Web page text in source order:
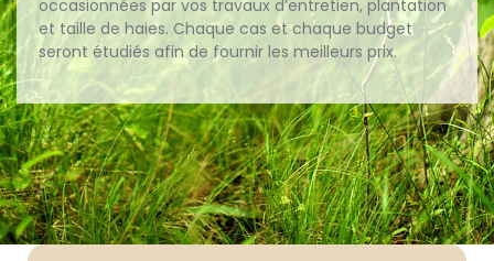
occasionnées par vos travaux d’entretien, plantation
et taille de haies. Chaque cas et chaque budget
seront étudiés afin de fournir les meilleurs prix.